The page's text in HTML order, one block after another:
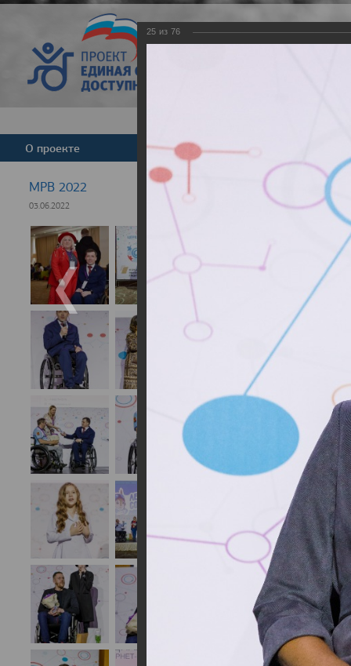
О проекте Команда Новости
МРВ 2022
03.06.2022
25 из 76